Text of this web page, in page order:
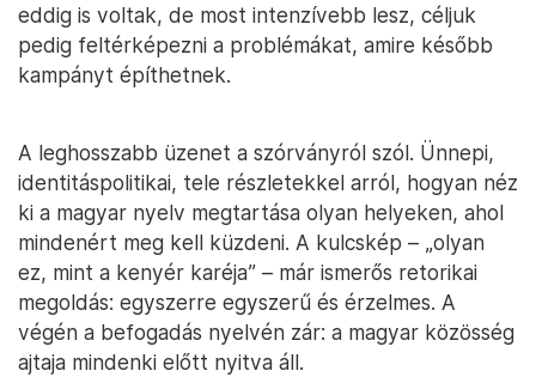
eddig is voltak, de most intenzívebb lesz, céljuk
pedig feltérképezni a problémákat, amire később
kampányt építhetnek.
A leghosszabb üzenet a szórványról szól. Ünnepi,
identitáspolitikai, tele részletekkel arról, hogyan néz
ki a magyar nyelv megtartása olyan helyeken, ahol
mindenért meg kell küzdeni. A kulcskép – „olyan
ez, mint a kenyér karéja” – már ismerős retorikai
megoldás: egyszerre egyszerű és érzelmes. A
végén a befogadás nyelvén zár: a magyar közösség
ajtaja mindenki előtt nyitva áll.